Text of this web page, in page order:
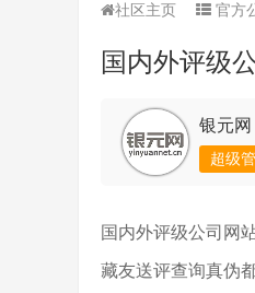
社区主页 官方
国内外评级
银元网
超级
国内外评级公司网
藏友送评查询真伪